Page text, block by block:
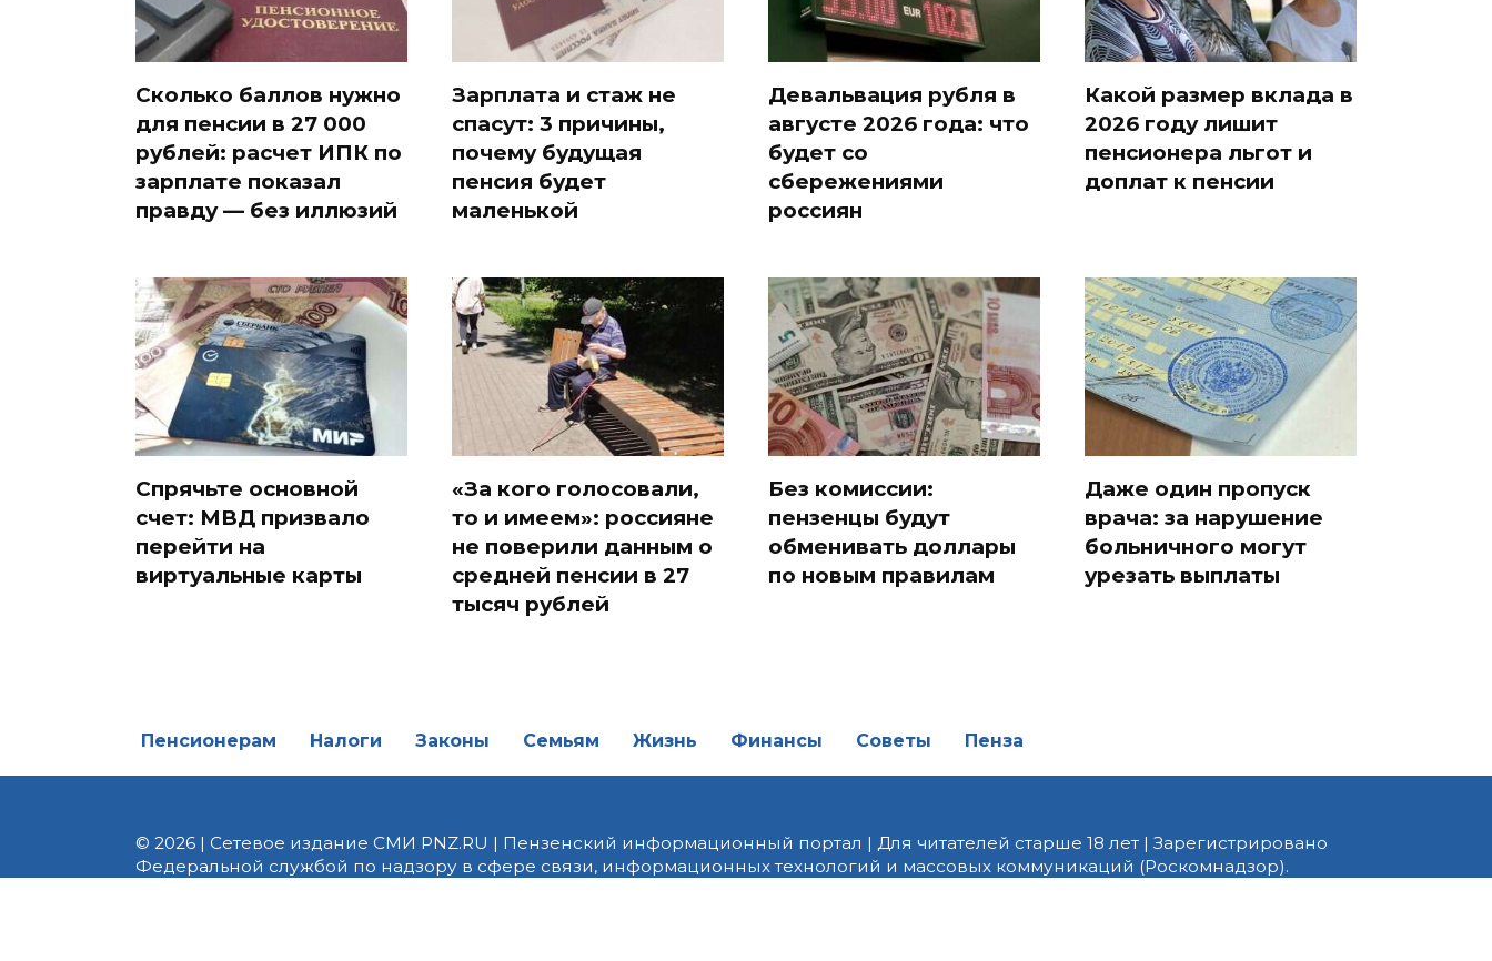
Сколько баллов нужно
для пенсии в 27 000
рублей: расчет ИПК по
зарплате показал
правду — без иллюзий
Зарплата и стаж не
спасут: 3 причины,
почему будущая
пенсия будет
маленькой
Девальвация рубля в
августе 2026 года: что
будет со
сбережениями
россиян
Какой размер вклада в
2026 году лишит
пенсионера льгот и
доплат к пенсии
Спрячьте основной
счет: МВД призвало
перейти на
виртуальные карты
«За кого голосовали,
то и имеем»: россияне
не поверили данным о
средней пенсии в 27
тысяч рублей
Без комиссии:
пензенцы будут
обменивать доллары
по новым правилам
Даже один пропуск
врача: за нарушение
больничного могут
урезать выплаты
Пенсионерам Налоги Законы Семьям Жизнь Финансы Советы Пенза
© 2026 | Сетевое издание СМИ PNZ.RU | Пензенский информационный портал | Для читателей старше 18 лет | Зарегистрировано
Федеральной службой по надзору в сфере связи, информационных технологий и массовых коммуникаций (Роскомнадзор).